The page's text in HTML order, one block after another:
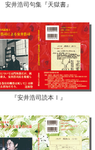
安井浩司句集『天獄書』
『安井浩司読本Ⅰ』